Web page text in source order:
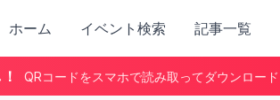
ホーム イベント検索 記事一覧
QRコードをスマホで読み取ってダウンロード